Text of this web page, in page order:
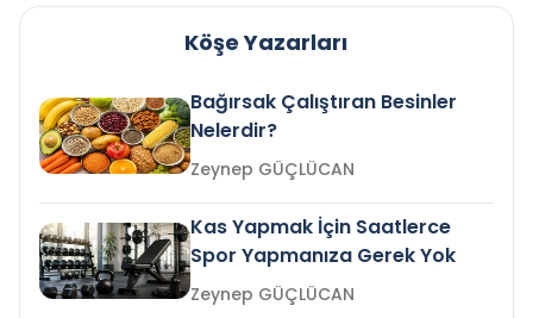
Köşe Yazarları
Bağırsak Çalıştıran Besinler
Nelerdir?
Zeynep GÜÇLÜCAN
Kas Yapmak İçin Saatlerce
Spor Yapmanıza Gerek Yok
Zeynep GÜÇLÜCAN